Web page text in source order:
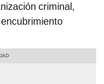
criminal,